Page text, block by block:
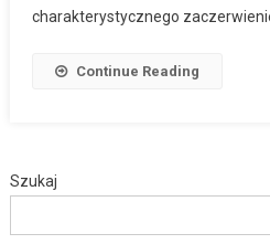
charakterystycznego
Continue Reading
Szukaj